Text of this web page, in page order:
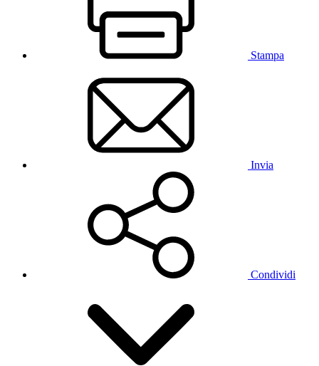
Stampa
Invia
Condividi